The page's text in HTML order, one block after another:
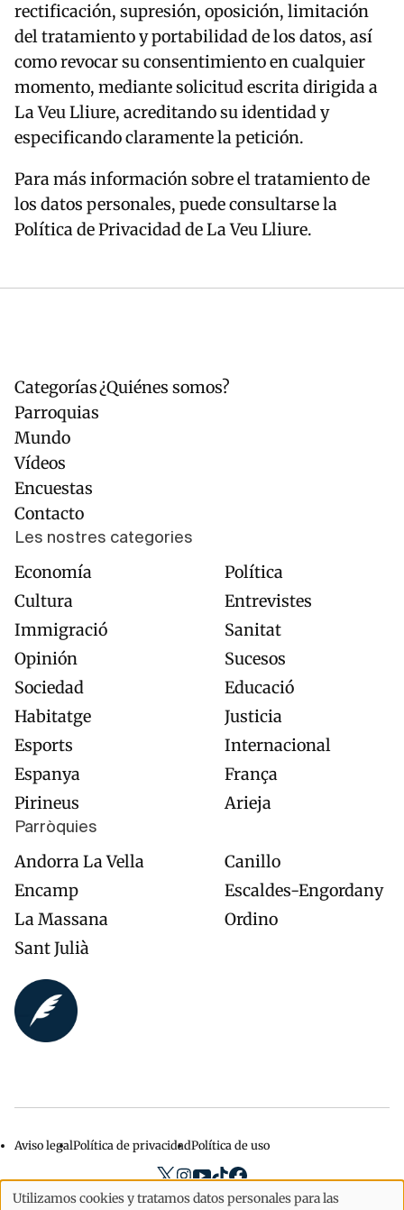
rectificación, supresión, oposición, limitación
del tratamiento y portabilidad de los datos, así
como revocar su consentimiento en cualquier
momento, mediante solicitud escrita dirigida a
La Veu Lliure, acreditando su identidad y
especificando claramente la petición.
Para más información sobre el tratamiento de
los datos personales, puede consultarse la
Política de Privacidad de La Veu Lliure.
Navegación
principal
Categorías
Parroquias
Mundo
Vídeos
Encuestas
Contacto
Pie
¿Quiénes somos?
Les nostres categories
Economía
Política
Cultura
Entrevistes
Immigració
Sanitat
Opinión
Sucesos
Sociedad
Educació
Habitatge
Justicia
Esports
Internacional
Espanya
França
Pirineus
Arieja
Parròquies
Andorra La Vella
Canillo
Encamp
Escaldes-Engordany
La Massana
Ordino
Sant Julià
Menu
Aviso legalPolítica de privacidadPolítica de uso
Utilizamos cookies y tratamos datos personales para las